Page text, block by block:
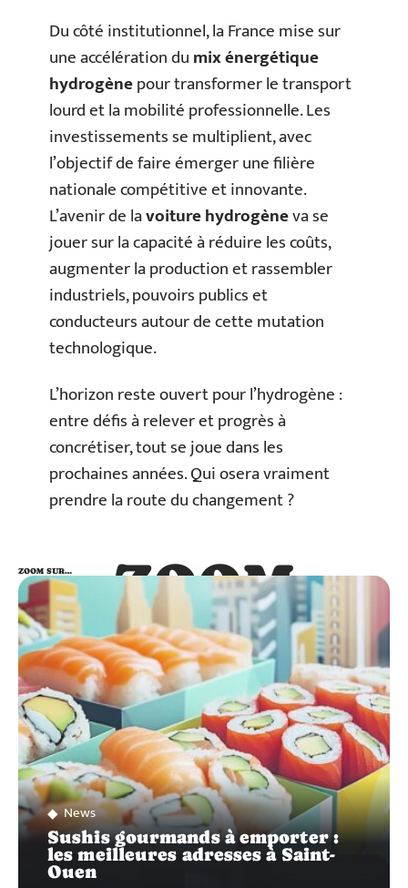
Du côté institutionnel, la France mise sur
une accélération dumix énergétique
hydrogènepour transformer le transport
lourd et la mobilité professionnelle. Les
investissements se multiplient, avec
l’objectif de faire émerger une filière
nationale compétitive et innovante.
L’avenir de lavoiture hydrogèneva se
jouer sur la capacité à réduire les coûts,
augmenter la production et rassembler
industriels, pouvoirs publics et
conducteurs autour de cette mutation
technologique.
L’horizon reste ouvert pour l’hydrogène :
entre défis à relever et progrès à
concrétiser, tout se joue dans les
prochaines années. Qui osera vraiment
prendre la route du changement ?
ZOOM
SUR…
ZOOM SUR…
News
Sushis gourmands à emporter :
les meilleures adresses à Saint-
Ouen